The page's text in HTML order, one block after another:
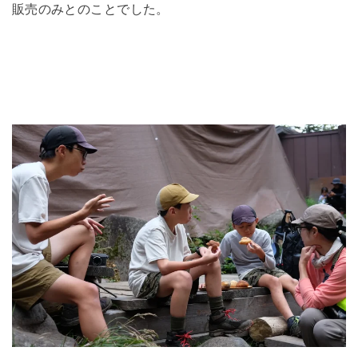
販売のみとのことでした。